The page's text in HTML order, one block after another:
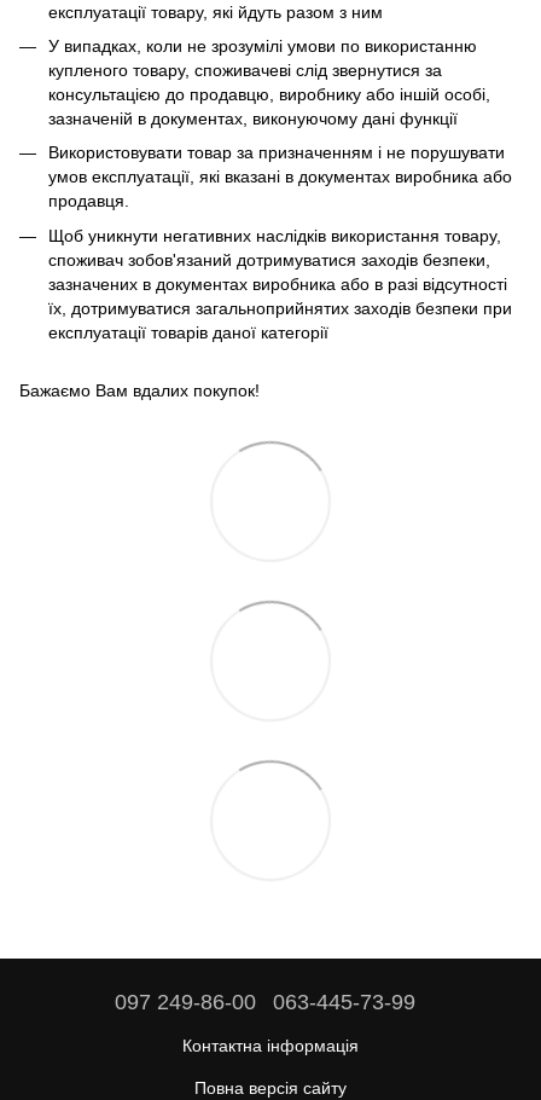
експлуатації товару, які йдуть разом з ним
У випадках, коли не зрозумілі умови по використанню
купленого товару, споживачеві слід звернутися за
консультацією до продавцю, виробнику або іншій особі,
зазначеній в документах, виконуючому дані функції
Використовувати товар за призначенням і не порушувати
умов експлуатації, які вказані в документах виробника або
продавця.
Щоб уникнути негативних наслідків використання товару,
споживач зобов'язаний дотримуватися заходів безпеки,
зазначених в документах виробника або в разі відсутності
їх, дотримуватися загальноприйнятих заходів безпеки при
експлуатації товарів даної категорії
Бажаємо Вам вдалих покупок!
097 249-86-00 063-445-73-99
Контактна інформація
Повна версія сайту